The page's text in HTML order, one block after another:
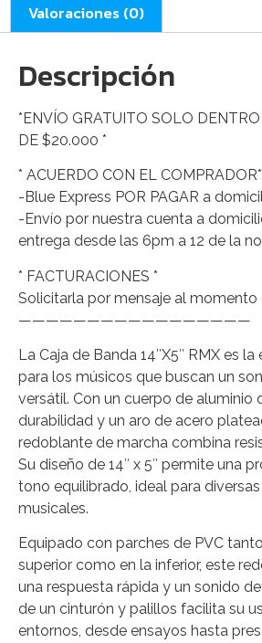
Valoraciones (0)
Descripción
*ENVÍO GRATUITO SOLO
DE $20.000 *
* ACUERDO CON EL COMPRADOR*
-Blue Express POR PAGAR a
-Envío por nuestra cuenta a
entrega desde las 6pm a 12 de la
* FACTURACIONES *
Solicitarla por mensaje al momento
—————————————————
La Caja de Banda 14″X5″ RMX es
para los músicos que buscan un
versátil. Con un cuerpo de aluminio
durabilidad y un aro de acero
redoblante de marcha combina
Su diseño de 14″ x 5″ permite una
tono equilibrado, ideal para
musicales.
Equipado con parches de PVC
superior como en la inferior, este
una respuesta rápida y un sonido
de un cinturón y palillos facilita su
entornos, desde ensayos hasta